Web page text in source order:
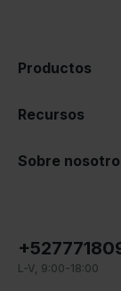
Productos
Recursos
Sobre
L-V, 9:00-18:00